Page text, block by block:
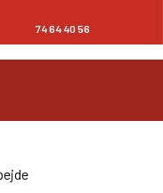
74 64 40 56